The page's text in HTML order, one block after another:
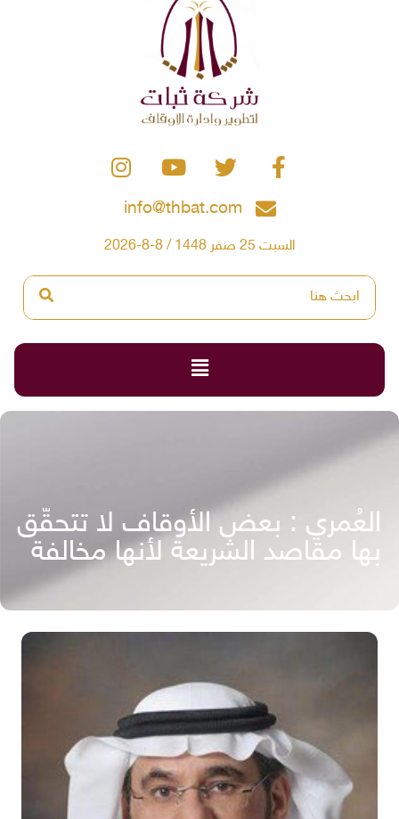
info@thbat.com
السبت 25 صفر 1448 / 8-8-2026
العُمري : بعض الأوقاف لا تتحقّق
بها مقاصد الشريعة لأنها مخالفة